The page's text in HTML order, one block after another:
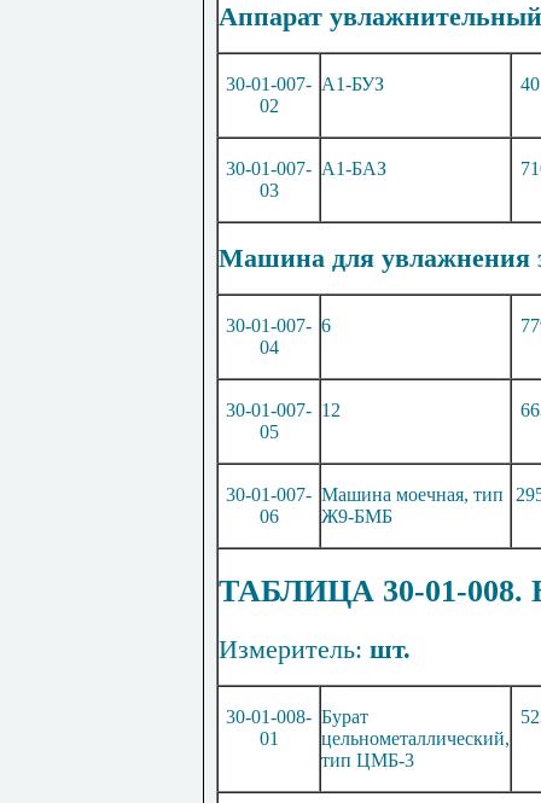
Аппарат
30-01-007-
02
А1-БУЗ 40
30-01-007-
03
А1-БАЗ 71
Машина для увлажнения
30-01-007-
04
6 77
30-01-007-
05
12 66
30-01-007-
06
Машина моечная, тип
Ж9-БМБ
ТАБЛИЦА 30-01-
Измеритель: шт.
30-01-008-
01
Бурат
цельнометаллический,
тип ЦМБ-3
52